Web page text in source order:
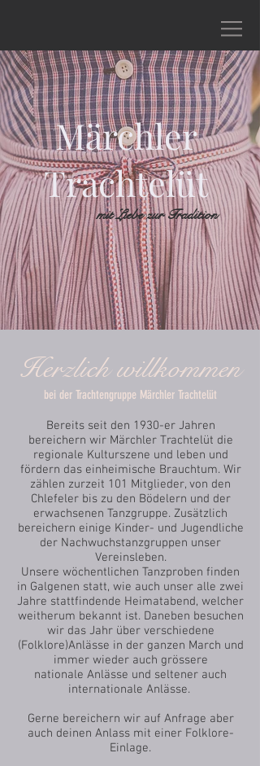
Märchler
Trachtelüt
mit Liebe zur Tradition
Herzlich willkommen
bei der Trachtengruppe Märchler Trachtelüt
Bereits seit den 1930-er Jahren
bereichern wir Märchler Trachtelüt die
regionale Kulturszene und leben und
fördern das einheimische Brauchtum. Wir
zählen zurzeit 101 Mitglieder, von den
Chlefeler bis zu den Bödelern und der
erwachsenen Tanzgruppe. Zusätzlich
bereichern einige Kinder- und Jugendliche
der Nachwuchstanzgruppen unser
Vereinsleben.
Unsere wöchentlichen Tanzproben finden
in Galgenen statt, wie auch unser alle zwei
Jahre stattfindende Heimatabend, welcher
weitherum bekannt ist. Daneben besuchen
wir das Jahr über verschiedene
(Folklore)Anlässe in der ganzen March und
immer wieder auch grössere
nationale Anlässe und seltener auch
internationale Anlässe.
Gerne bereichern wir auf Anfrage aber
auch deinen Anlass mit einer Folklore-
Einlage.